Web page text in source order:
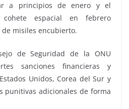
a principios de enero y el
espacial en febrero
misiles encubierto.
de Seguridad de la ONU
sanciones financieras y
Unidos, Corea del Sur y
punitivas adicionales de forma